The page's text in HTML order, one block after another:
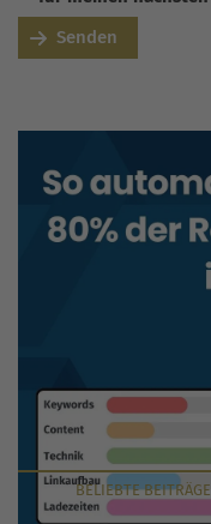
Senden
BELIEBTEBEITRÄGE